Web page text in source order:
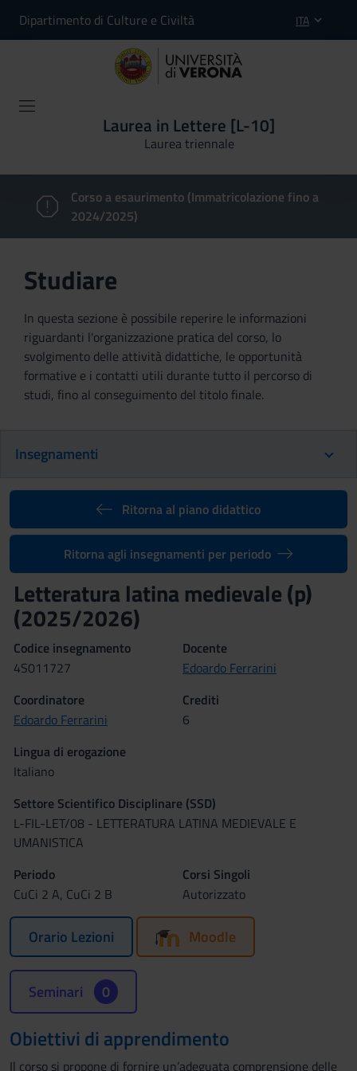
Dipartimento di Culture e Civiltà ITA
Laurea in Lettere [L-10]
Laurea triennale
Corso a esaurimento (Immatricolazione fino a
2024/2025)
Studiare
In questa sezione è possibile reperire le informazioni
riguardanti l'organizzazione pratica del corso, lo
svolgimento delle attività didattiche, le opportunità
formative e i contatti utili durante tutto il percorso di
studi, fino al conseguimento del titolo finale.
Insegnamenti
Ritorna al piano didattico
Ritorna agli insegnamenti per periodo
Letteratura latina medievale (p)
(2025/2026)
Codice insegnamento
4S011727
Docente
Edoardo Ferrarini
Coordinatore
Edoardo Ferrarini
Crediti
6
Lingua di erogazione
Italiano
Settore Scientifico Disciplinare (SSD)
L-FIL-LET/08 - LETTERATURA LATINA MEDIEVALE E
UMANISTICA
Periodo
CuCi 2 A, CuCi 2 B
Corsi Singoli
Autorizzato
Orario Lezioni Moodle
Seminari 0
Obiettivi di apprendimento
Il corso si propone di fornire un’adeguata comprensione delle